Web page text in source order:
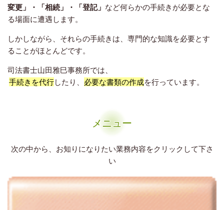
変更」・「相続」・「登記」 など何らかの手続きが必要とな
る場面に遭遇します。
しかしながら、それらの手続きは、専門的な知識を必要とす
ることがほとんどです。
司法書士山田雅巳事務所では、
手続きを代行したり、 必要な書類の作成を行っています。
メニュー
次の中から、お知りになりたい業務内容をクリックして下さ
い